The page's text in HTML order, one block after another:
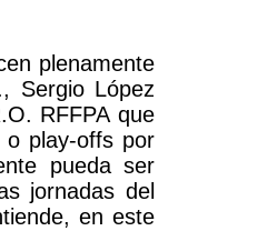
plenamente
Sergio López
RFFPA que
o play-offs por
pueda ser
jornadas del
en este